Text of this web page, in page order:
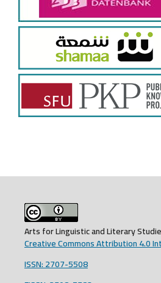
Arts for Linguistic and Literary
Creative Commons Attribution 4.0
ISSN: 2707-5508